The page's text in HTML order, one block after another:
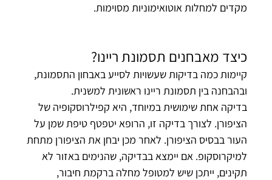
מקדים למחלות אוטואימוניות מסוימות.
כיצד מאבחנים תסמונת ריינו?
קיימות כמה בדיקות שעשויות לסייע באבחון התסמונת,
ובהבחנה בין תסמונת ריינו ראשונית למשנית.
בדיקה אחת שימושית במיוחד, היא קפילרוסקופיה של
הציפורן. לצורך בדיקה זו, הרופא יטפטף טיפת שמן על
העור בבסיס הציפורן. לאחר מכן יבחן את הציפורן מתחת
למיקרוסקופ. אם יימצא בבדיקה, שהנימים באזור לא
תקינים, ייתכן שיש למטופל מחלה ברקמת חיבור,